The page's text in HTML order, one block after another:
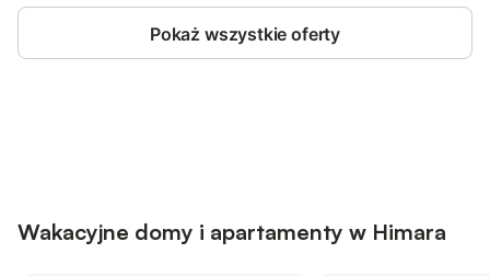
Pokaż wszystkie oferty
Wakacyjne domy i apartamenty w Himara